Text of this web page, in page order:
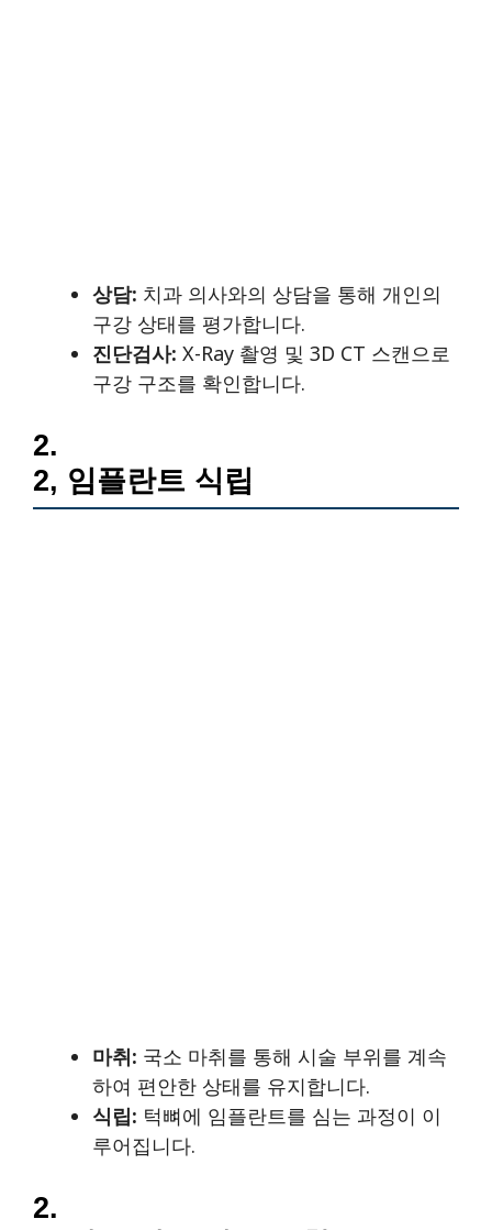
상담: 치과 의사와의 상담을 통해 개인의
구강 상태를 평가합니다.
진단검사: X-Ray 촬영 및 3D CT 스캔으로
구강 구조를 확인합니다.
2.
2, 임플란트 식립
마취: 국소 마취를 통해 시술 부위를 계속
하여 편안한 상태를 유지합니다.
식립: 턱뼈에 임플란트를 심는 과정이 이
루어집니다.
2.